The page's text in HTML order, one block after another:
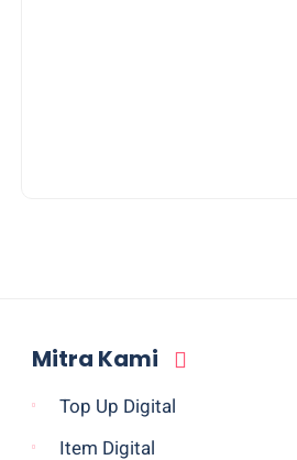
Mitra Kami
Top Up Digital
Item Digital